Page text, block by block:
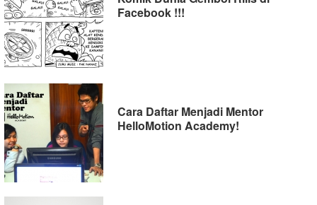
Facebook !!!
Cara Daftar Menjadi Mentor
HelloMotion Academy!